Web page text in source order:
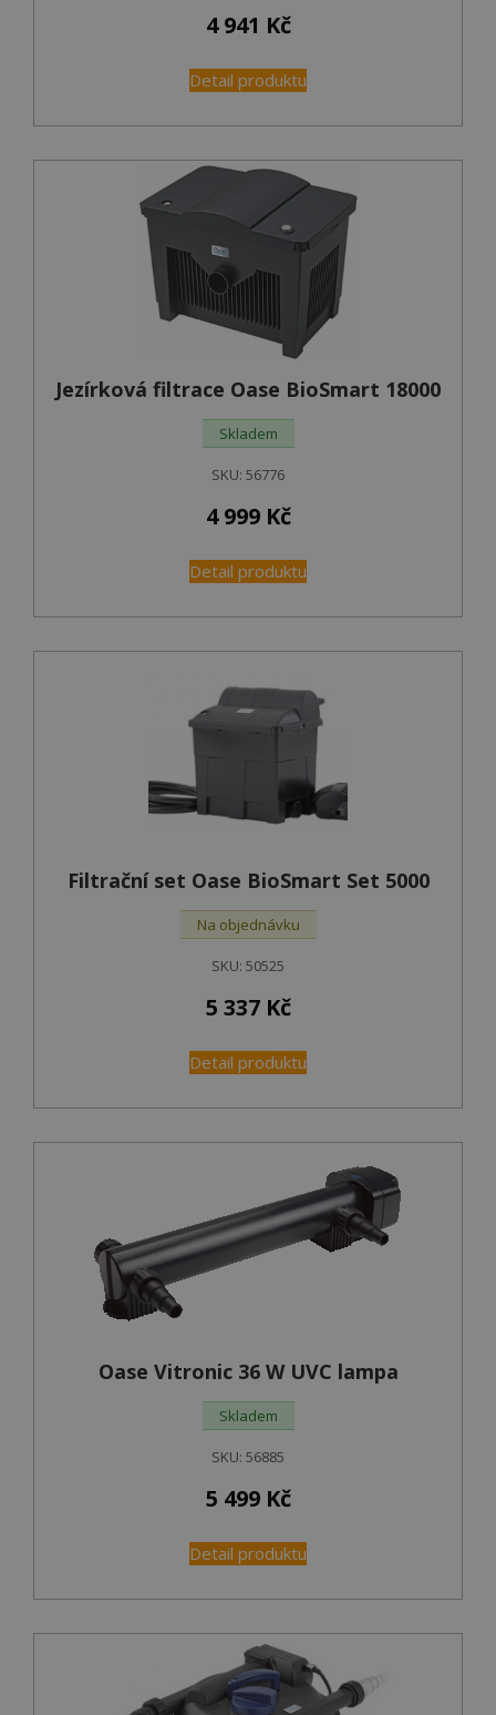
4 941 Kč
Detail produktu
Jezírková filtrace Oase BioSmart 18000
Skladem
SKU: 56776
4 999 Kč
Detail produktu
Filtrační set Oase BioSmart Set 5000
Na objednávku
SKU: 50525
5 337 Kč
Detail produktu
Oase Vitronic 36 W UVC lampa
Skladem
SKU: 56885
5 499 Kč
Detail produktu